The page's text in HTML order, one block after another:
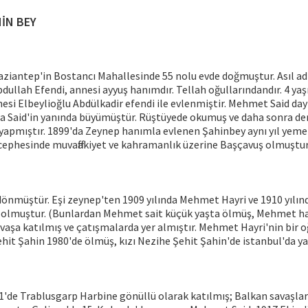
BEY
Bostancı Mahallesinde 55 nolu evde doğmuştur. Asıl
Efendi, annesi ayyuş hanımdır. Tellah oğullarındandır. 4
Elbeylioğlu Abdülkadir efendi ile evlenmiştir. Mehmet Said
Said'in yanında büyümüştür. Rüştüyede okumuş ve daha sonra
1899'da Zeynep hanımla evlenen Şahinbey aynı yıl
muvaffakiyet ve kahramanlık üzerine Başçavuş
Eşi zeynep'ten 1909 yılında Mehmet Hayri ve 1910
(Bunlardan Mehmet sait küçük yaşta ölmüş, Mehmet
katılmış ve çatışmalarda yer almıştır. Mehmet Hayri'nin bir
Şahin 1980'de ölmüş, kızı Nezihe Şehit Şahin'de istanbul'da
Trablusgarp Harbine gönüllü olarak katılmış; Balkan